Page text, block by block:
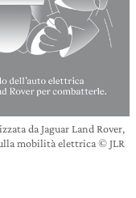
da Jaguar Land Rover,
mobilità elettrica © JLR